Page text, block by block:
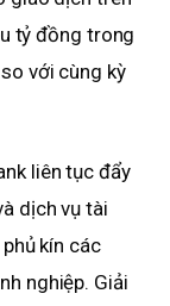
tỷ đồng trong
với cùng kỳ
liên tục đẩy
dịch vụ tài
kín các
nghiệp. Giải